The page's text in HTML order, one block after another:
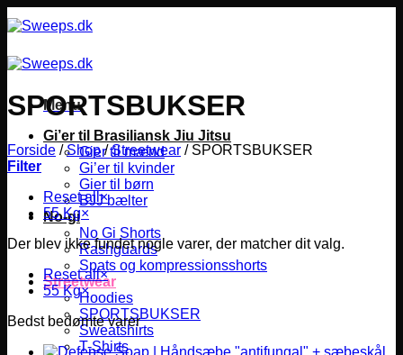
til
Menu
Gi’er til Brasiliansk Jiu Jitsu
Gier til mænd
Gi’er til kvinder
Gier til børn
BJJ bælter
No-gi
No Gi Shorts
Rashguards
Spats og kompressionsshorts
Streetwear
Hoodies
SPORTSBUKSER
Sweatshirts
T-Shirts
SPORTSBUKSER
Forside / Shop / Streetwear /SPORTSBUKSER
Filter
Reset all×
55 Kg×
Der blev ikke fundet nogle varer, der matcher dit valg.
Reset all×
55 Kg×
Bedst bedømte varer